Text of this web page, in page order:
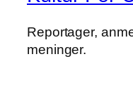
Reportager,
meninger.